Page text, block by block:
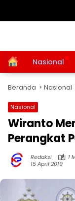
HomeNasional
Beranda Nasional
Nasional
Wiranto
Perangkat
Redaksi
1
15 April 2019